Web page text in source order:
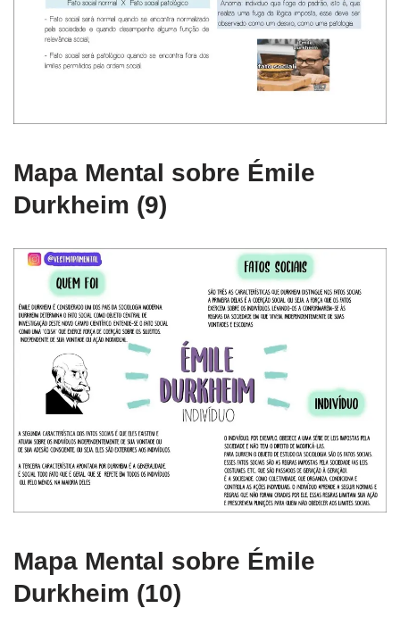
Mapa Mental sobre Émile
Durkheim (9)
Mapa Mental sobre Émile
Durkheim (10)